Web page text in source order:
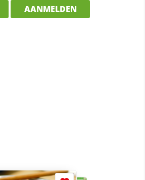
AANMELDEN